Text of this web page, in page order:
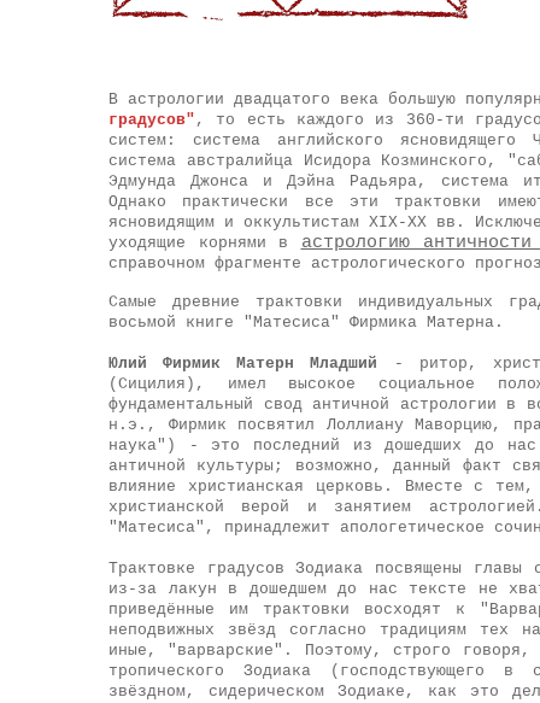
В астрологии двадцатого века большую
градусов" , то есть каждого из 360-ти
систем: система английского ясновидящего
система австралийца Исидора Козминского,
Эдмунда Джонса и Дэйна Радьяра, система
Однако практически все эти трактовки
ясновидящим и оккультистам XIX-XX вв.
уходящие корнями в астрологию
справочном фрагменте астрологического
Самые древние трактовки индивидуальных
восьмой книге "Матесиса" Фирмика Матерна.
Юлий Фирмик Матерн Младший - ритор,
(Сицилия), имел высокое социальное
фундаментальный свод античной астрологии
н.э., Фирмик посвятил Лоллиану Маворцию,
наука") - это последний из дошедших до нас
античной культуры; возможно, данный факт
влияние христианская церковь. Вместе с
христианской верой и занятием
"Матесиса", принадлежит апологетическое
Трактовке градусов Зодиака посвящены
из-за лакун в дошедшем до нас тексте не
приведённые им трактовки восходят к
неподвижных звёзд согласно традициям тех
иные, "варварские". Поэтому, строго говоря,
тропического Зодиака (господствующего
звёздном, сидерическом Зодиаке, как это